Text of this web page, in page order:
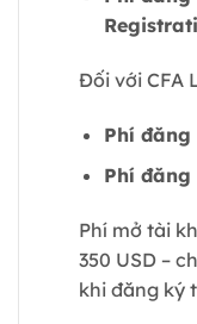
Đối với CFA
Phí đăng
Phí
Phí mở tài
350 USD –
khi đăng ký